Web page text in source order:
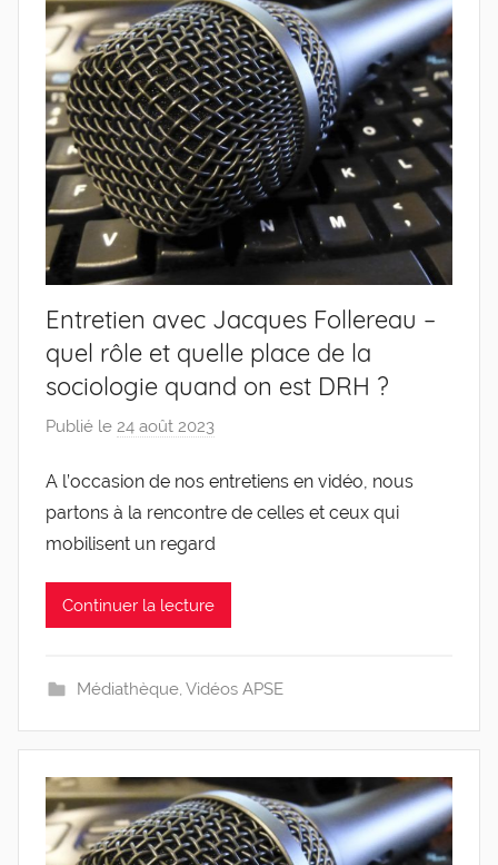
Entretien avec Jacques Follereau –
quel rôle et quelle place de la
sociologie quand on est DRH ?
Publié le 24 août 2023
r
g
i
A l’occasion de nos entretiens en vidéo, nous
partons à la rencontre de celles et ceux qui
mobilisent un regard
Continuer la lecture
Médiathèque, Vidéos APSE